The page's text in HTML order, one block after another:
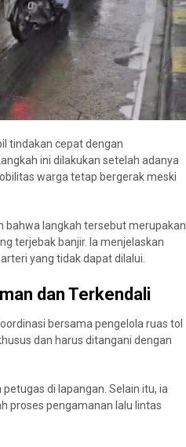
tindakan cepat dengan
ini dilakukan setelah adanya
warga tetap bergerak meski
bahwa langkah tersebut merupakan
terjebak banjir. Ia menjelaskan
yang tidak dapat dilalui.
dan Terkendali
bersama pengelola ruas tol
dan harus ditangani dengan
di lapangan. Selain itu, ia
proses pengamanan lalu lintas